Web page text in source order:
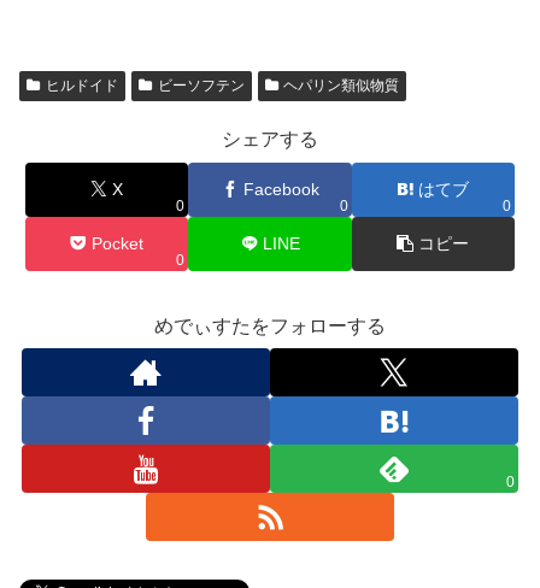
ヒルドイド ビーソフテン ヘパリン類似物質
シェアする
X
0
Facebook
0
はてブ
0
Pocket
0
LINE コピー
めでぃすたをフォローする
0